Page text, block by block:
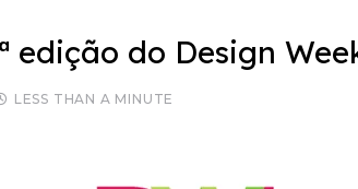
edição do Design
LESS THAN A MINUTE